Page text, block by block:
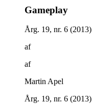
Gameplay
Årg. 19, nr. 6 (2013)
af
af
Martin Apel
Årg. 19, nr. 6 (2013)